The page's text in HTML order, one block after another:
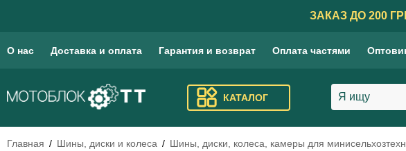
ЗАКАЗ ДО 200
О нас Доставка и оплата Гарантия и возврат Оплата частями
КАТАЛОГ
Главная Шины, диски и колеса Шины, диски, колеса, камеры для